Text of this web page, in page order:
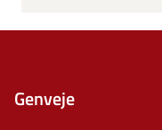
Genveje